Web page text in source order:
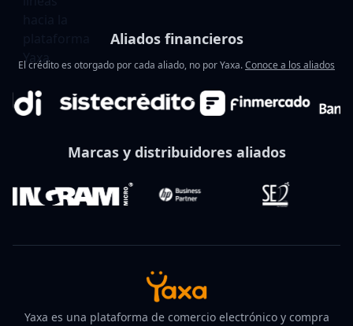
Aliados financieros
El crédito es otorgado por cada aliado, no por Yaxa.Conoce a los aliados
Marcas y distribuidores aliados
Yaxa es una plataforma de comercio electrónico y compra